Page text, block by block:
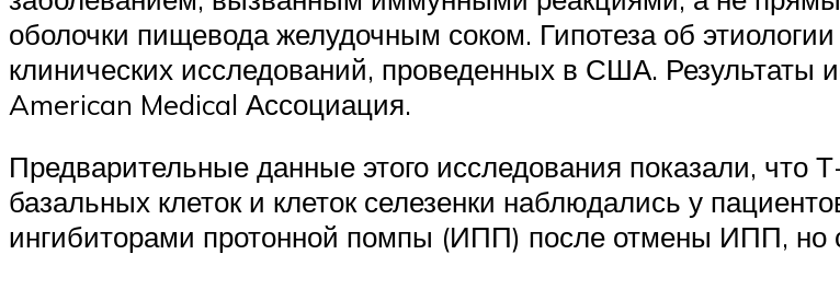
оболочки пищевода желудочным соком. Гипотеза об
клинических исследований, проведенных в США. Результаты
American Medical Ассоциация.
Предварительные данные этого исследования показали, что
базальных клеток и клеток селезенки наблюдались у
ингибиторами протонной помпы (ИПП) после отмены ИПП, но